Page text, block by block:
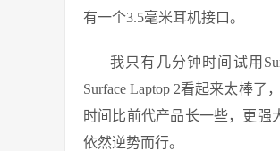
有一个3.5毫米耳机接口。
我只有几分钟时间试用
Surface Laptop 2看起来太棒
时间比前代产品长一些，更强
依然逆势而行。